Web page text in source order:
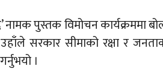
पुस्तक विमोचन कार्यक्रममा
सरकार सीमाको रक्षा र
।